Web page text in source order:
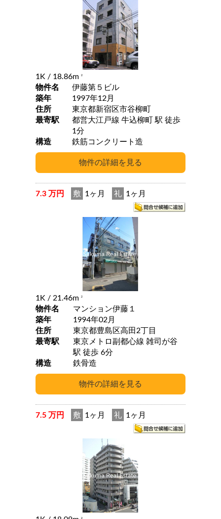
1K / 18.86m 2
物件名
伊藤第５ビル
築年
1997年12月
住所
東京都新宿区市谷柳町
最寄駅
都営大江戸線 牛込柳町 駅 徒歩
1分
構造
鉄筋コンクリート造
7.3 万円 敷 1ヶ月 礼 1ヶ月
1K / 21.46m 2
物件名
マンション伊藤１
築年
1994年02月
住所
東京都豊島区高田2丁目
最寄駅
東京メトロ副都心線 雑司が谷
駅 徒歩 6分
構造
鉄骨造
7.5 万円 敷 1ヶ月 礼 1ヶ月
2